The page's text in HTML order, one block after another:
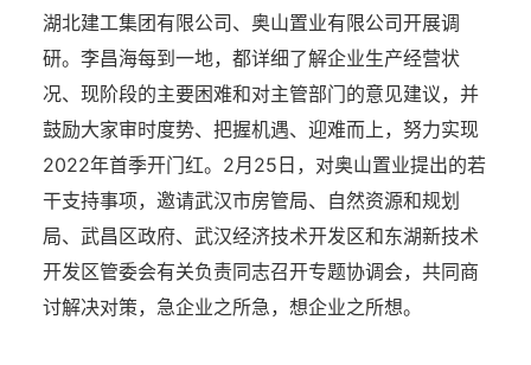
湖北建工集团有限公司、奥山置业有限公司开展调
研。李昌海每到一地，都详细了解企业生产经营状
况、现阶段的主要困难和对主管部门的意见建议，并
鼓励大家审时度势、把握机遇、迎难而上，努力实现
2022年首季开门红。2月25日，对奥山置业提出的若
干支持事项，邀请武汉市房管局、自然资源和规划
局、武昌区政府、武汉经济技术开发区和东湖新技术
开发区管委会有关负责同志召开专题协调会，共同商
讨解决对策，急企业之所急，想企业之所想。